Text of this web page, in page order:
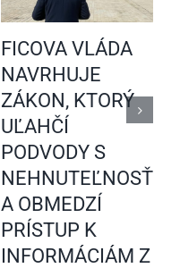
FICOVA VLÁDA
NAVRHUJE
ZÁKON, KTORÝ
UĽAHČÍ
PODVODY S
A OBMEDZÍ
PRÍSTUP K
INFORMÁCIÁM Z